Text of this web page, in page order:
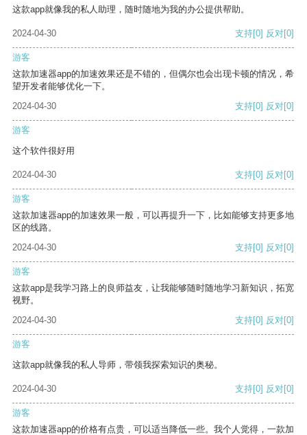
这款app就像我的私人助理，随时随地为我的办公提供帮助。
2024-04-30 支持[0] 反对[0]
游客
这款加速器app的加速效果还是不错的，但偶尔也会出现卡顿的情况，希
望开发者能够优化一下。
2024-04-30
支持[0] 反对[0]
游客
这个软件很好用
2024-04-30 支持[0] 反对[0]
游客
这款加速器app的加速效果一般，可以再提升一下，比如能够支持更多地
区的线路。
2024-04-30
支持[0] 反对[0]
游客
这款app是我学习路上的良师益友，让我能够随时随地学习新知识，拓宽
视野。
2024-04-30
支持[0] 反对[0]
游客
这款app就像我的私人导师，带领我探索知识的奥秘。
2024-04-30 支持[0] 反对[0]
游客
这款加速器app的价格有点贵，可以适当降低一些。我个人觉得，一款加